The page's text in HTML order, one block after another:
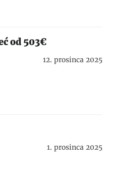
od 503€
12. prosinca 2025
1. prosinca 2025